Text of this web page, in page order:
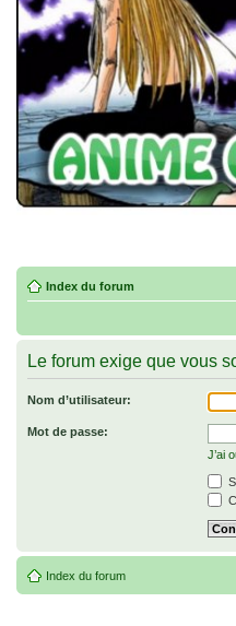
Index du forum
Le forum exige que vous
Nom d’utilisateur:
Mot de passe:
J’ai
Index du forum